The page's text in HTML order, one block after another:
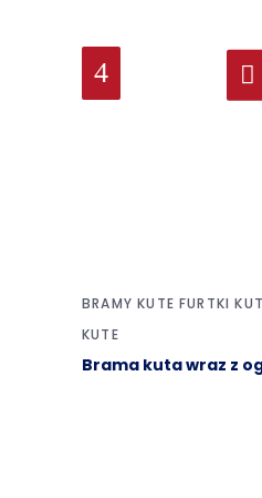
BRAMY KUTE FURTKI
KUTE
Brama kuta wraz z